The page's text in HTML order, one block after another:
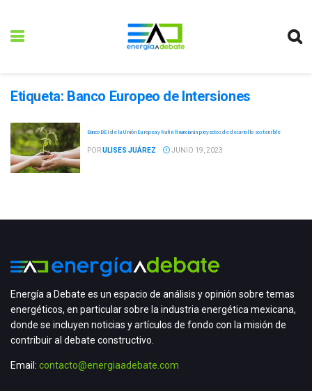
Etiqueta: Banco Europeo de Intersiones
Banco BEI de la Unión Europea y Nafin financiarán proyectos de desarrollo sostenible
PORULISES JUÁREZ JUNIO 19, 2023
Energía a Debate es un espacio de análisis y opinión sobre temas
energéticos, en particular sobre la industria energética mexicana,
donde se incluyen noticias y artículos de fondo con la misión de
contribuir al debate constructivo.
Email: contacto@energiaadebate.com